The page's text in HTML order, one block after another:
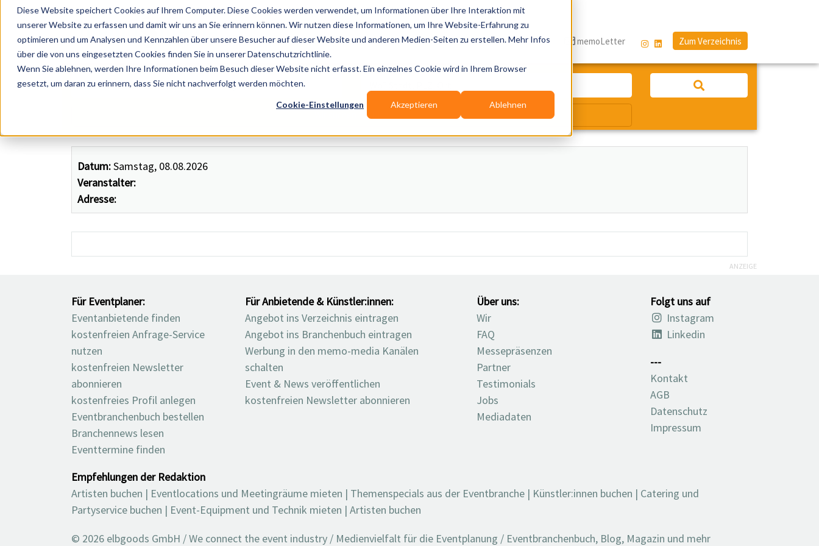
Diese Website speichert Cookies auf Ihrem Computer. Diese Cookies werden verwendet, um Informationen über Ihre Interaktion mit
unserer Website zu erfassen und damit wir uns an Sie erinnern können. Wir nutzen diese Informationen, um Ihre Website-Erfahrung zu
optimieren und um Analysen und Kennzahlen über unsere Besucher auf dieser Website und anderen Medien-Seiten zu erstellen. Mehr Infos
über die von uns eingesetzten Cookies finden Sie in unserer Datenschutzrichtlinie.
Wenn Sie ablehnen, werden Ihre Informationen beim Besuch dieser Website nicht erfasst. Ein einzelnes Cookie wird in Ihrem Browser
gesetzt, um daran zu erinnern, dass Sie nicht nachverfolgt werden möchten.
Cookie-Einstellungen Akzeptieren Ablehnen
Datum:Samstag, 08.08.2026
Veranstalter:
Adresse:
Publikationen Branchen-Infos Services Blog memoLetter Zum Verzeichnis
Künstler, Zelte, Bands, Catering, ...
Wir suchen für Dich
ANZEIGE
Für Eventplaner:
Eventanbietende finden
kostenfreien Anfrage-Service
nutzen
kostenfreien Newsletter
abonnieren
kostenfreies Profil anlegen
Eventbranchenbuch bestellen
Branchennews lesen
Eventtermine finden
Für Anbietende & Künstler:innen:
Angebot ins Verzeichnis eintragen
Angebot ins Branchenbuch eintragen
Werbung in den memo-media Kanälen
schalten
Event & News veröffentlichen
kostenfreien Newsletter abonnieren
Über uns:
Wir
FAQ
Messepräsenzen
Partner
Testimonials
Jobs
Mediadaten
Folgt uns auf
Instagram
Linkedin
---
Kontakt
AGB
Datenschutz
Impressum
Empfehlungen der Redaktion
Artisten buchen | Eventlocations und Meetingräume mieten | Themenspecials aus der Eventbranche | Künstler:innen buchen | Catering und
Partyservice buchen | Event-Equipment und Technik mieten | Artisten buchen
© 2026 elbgoods GmbH / We connect the event industry / Medienvielfalt für die Eventplanung / Eventbranchenbuch, Blog, Magazin und mehr